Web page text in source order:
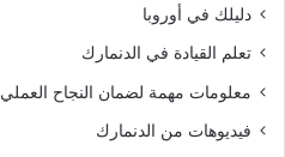
دليلك في أوروبا
تعلم القيادة في الدنمارك
معلومات مهمة لضمان النجاح العملي
فيديوهات من الدنمارك